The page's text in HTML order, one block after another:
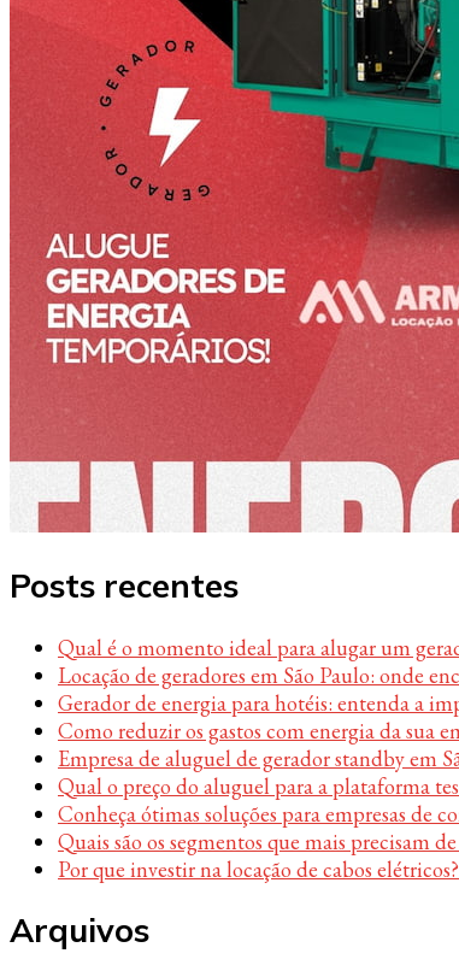
Posts recentes
Qual é o momento ideal para alugar um
Locação de geradores em São Paulo: onde
Gerador de energia para hotéis: entenda a
Como reduzir os gastos com energia da sua
Empresa de aluguel de gerador standby em
Qual o preço do aluguel para a plataforma
Conheça ótimas soluções para empresas de
Quais são os segmentos que mais precisam
Por que investir na locação de cabos
Arquivos